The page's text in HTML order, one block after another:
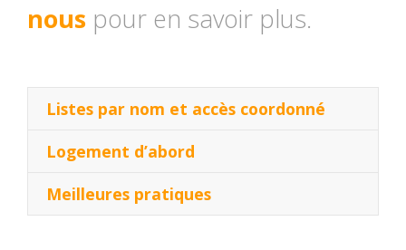
nous pour en savoir plus.
Listes par nom et accès coordonné
Logement d’abord
Meilleures pratiques